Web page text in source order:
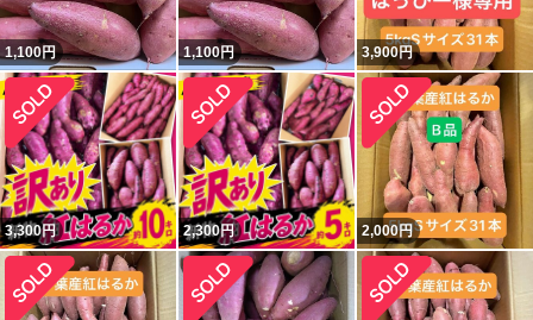
1,100円 1,100円 3,900円
3,300円 2,300円 2,000円